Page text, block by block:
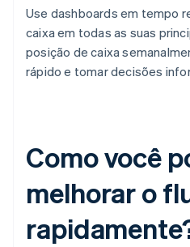
Use dashboards em tempo
caixa em todas as suas
posição de caixa
rápido e tomar decisões
Como você
melhorar o